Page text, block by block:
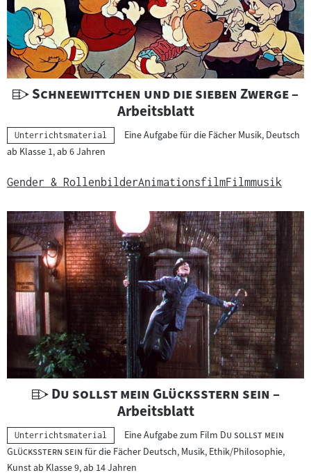
e
r
i
a
:
U
t
e
r
c
h
t
s
m
a
t
e
r
i
a
l
:
"
Schneewittchen und die sieben Zwerge"–
Arbeitsblatt
Kategorie:
Unterrichtsmaterial
Eine Aufgabe für die Fächer Musik, Deutsch
ab Klasse 1, ab 6 Jahren
Gender & RollenbilderAnimationsfilmFilmmusik
U
t
e
r
"
Du sollst mein Glücksstern sein "
–
Arbeitsblatt
Kategorie:
Unterrichtsmaterial Eine Aufgabe zum Film "Du sollst mein
Glücksstern sein "für die Fächer Deutsch, Musik, Ethik/Philosophie,
Kunst ab Klasse 9, ab 14 Jahren